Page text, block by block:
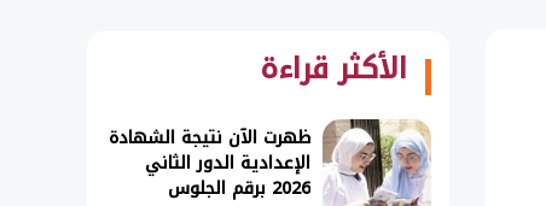
الأكثر قراءة
ظهرت الآن نتيجة الشهادة
الإعدادية الدور الثاني
2026 برقم الجلوس